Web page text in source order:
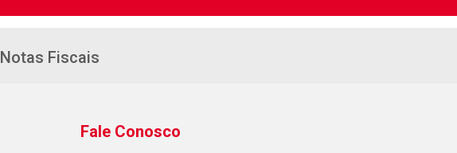
Notas Fiscais
Fale Conosco